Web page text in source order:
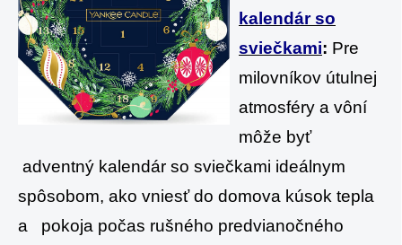
kalendár so
sviečkami: Pre
milovníkov útulnej
atmosféry a vôní
môže byť
adventný kalendár so sviečkami ideálnym
spôsobom, ako vniesť do domova kúsok tepla
a pokoja počas rušného predvianočného